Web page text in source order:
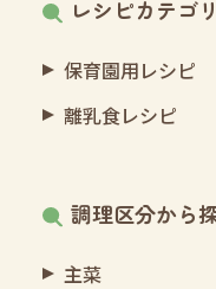
レシピカテゴ
保育園用レシピ
離乳食レシピ
調理区分から
主菜